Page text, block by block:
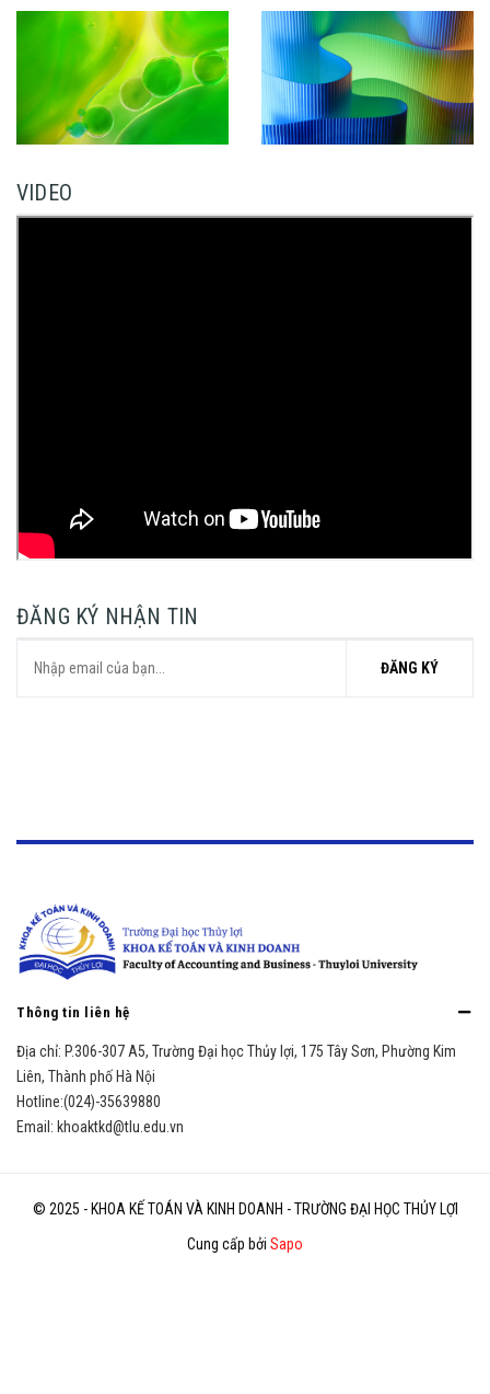
VIDEO
ĐĂNG KÝ NHẬN TIN
ĐĂNG KÝ
Thông tin liên hệ
Địa chỉ: P.306-307 A5, Trường Đại học Thủy lợi, 175 Tây Sơn, Phường Kim
Liên, Thành phố Hà Nội
Hotline:(024)-35639880
Email: khoaktkd@tlu.edu.vn
© 2025 - KHOA KẾ TOÁN VÀ KINH DOANH - TRƯỜNG ĐẠI HỌC THỦY LỢI
Cung cấp bởi Sapo